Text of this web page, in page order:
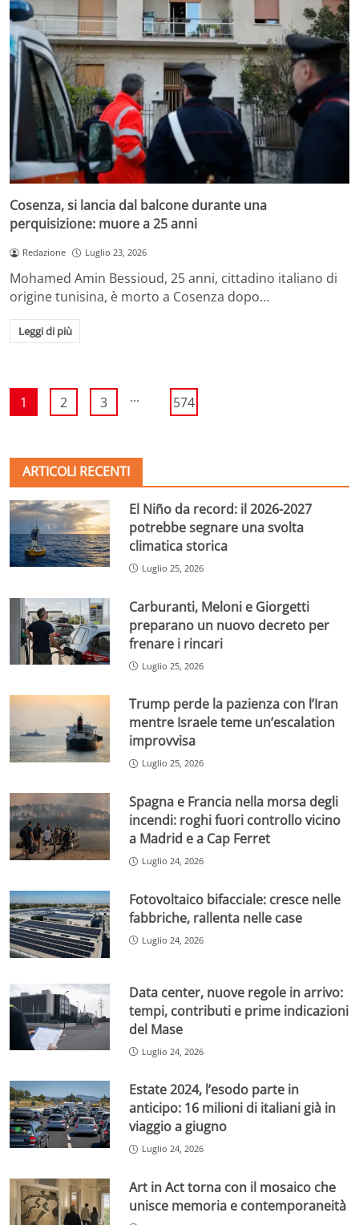
Cosenza, si lancia dal balcone durante una
perquisizione: muore a 25 anni
Redazione Luglio 23, 2026
Mohamed Amin Bessioud, 25 anni, cittadino italiano di
origine tunisina, è morto a Cosenza dopo…
Leggi di più
1 2 3 ... 574
ARTICOLI RECENTI
El Niño da record: il 2026-2027
potrebbe segnare una svolta
climatica storica
Luglio 25, 2026
Carburanti, Meloni e Giorgetti
preparano un nuovo decreto per
frenare i rincari
Luglio 25, 2026
Trump perde la pazienza con l’Iran
mentre Israele teme un’escalation
improvvisa
Luglio 25, 2026
Spagna e Francia nella morsa degli
incendi: roghi fuori controllo vicino
a Madrid e a Cap Ferret
Luglio 24, 2026
Fotovoltaico bifacciale: cresce nelle
fabbriche, rallenta nelle case
Luglio 24, 2026
Data center, nuove regole in arrivo:
tempi, contributi e prime indicazioni
del Mase
Luglio 24, 2026
Estate 2024, l’esodo parte in
anticipo: 16 milioni di italiani già in
viaggio a giugno
Luglio 24, 2026
Art in Act torna con il mosaico che
unisce memoria e contemporaneità